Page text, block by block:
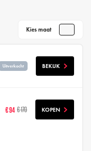
Kies maat
Uitverkocht BEKIJK
€ 94 € 170 KOPEN